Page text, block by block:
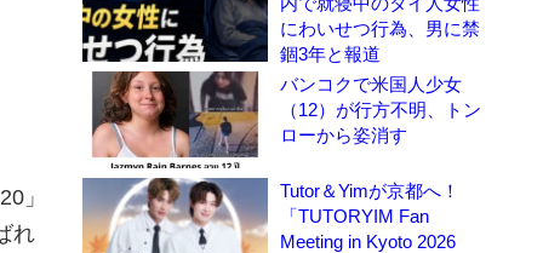
」
れ
にわいせつ行為、男に禁
錮3年と報道
バンコクで米国人少女
（12）が行方不明、トン
ローから姿消す
Tutor＆Yimが京都へ！
「TUTORYIM Fan
Meeting in Kyoto 2026